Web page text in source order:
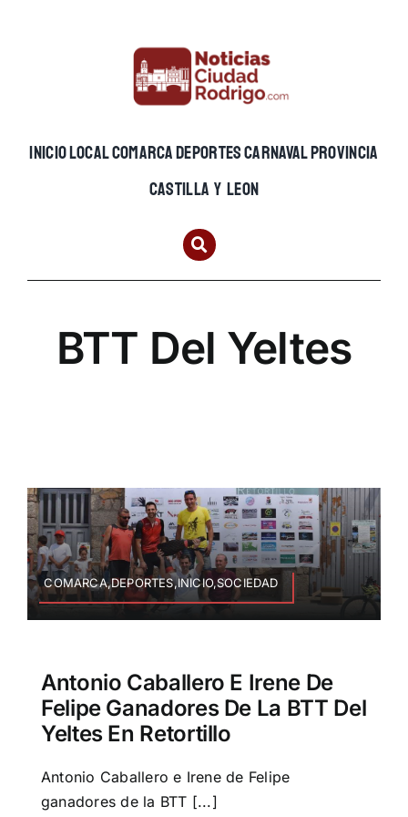
INICIOLOCALCOMARCADEPORTESCARNAVALPROVINCIA
CASTILLA Y LEON
BTT Del Yeltes
COMARCA,DEPORTES,INICIO,SOCIEDAD
Antonio Caballero E Irene De
Felipe Ganadores De La BTT Del
Yeltes En Retortillo
Antonio Caballero e Irene de Felipe
ganadores de la BTT [...]